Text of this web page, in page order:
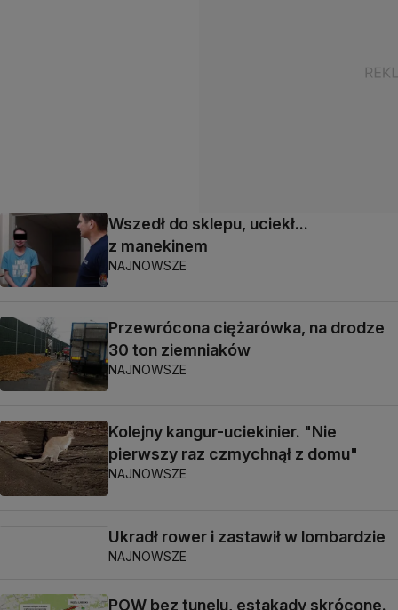
Wszedł do sklepu, uciekł...
z manekinem
NAJNOWSZE
Przewrócona ciężarówka, na drodze
30 ton ziemniaków
NAJNOWSZE
Kolejny kangur-uciekinier. "Nie
pierwszy raz czmychnął z domu"
NAJNOWSZE
Ukradł rower i zastawił w lombardzie
NAJNOWSZE
POW bez tunelu, estakady skrócone.